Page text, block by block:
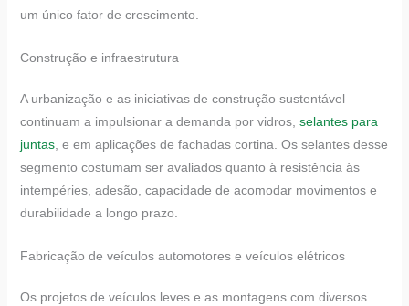
um único fator de crescimento.
Construção e infraestrutura
A urbanização e as iniciativas de construção sustentável
continuam a impulsionar a demanda por vidros, selantes para
juntas, e em aplicações de fachadas cortina. Os selantes desse
segmento costumam ser avaliados quanto à resistência às
intempéries, adesão, capacidade de acomodar movimentos e
durabilidade a longo prazo.
Fabricação de veículos automotores e veículos elétricos
Os projetos de veículos leves e as montagens com diversos